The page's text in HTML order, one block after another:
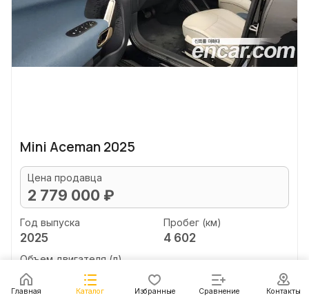
Mini Aceman 2025
Цена продавца
2 779 000 ₽
Год выпуска
2025
Пробег (км)
4 602
Объем двигателя (л)
unknown
Главная Каталог Избранные Сравнение Контакты